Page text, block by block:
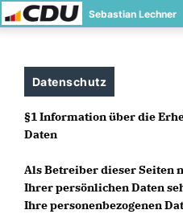
Sebastian Lechner
Datenschutz
§1 Information über die
Daten
Als Betreiber dieser Seiten
Ihrer persönlichen Daten
Ihre personenbezogenen